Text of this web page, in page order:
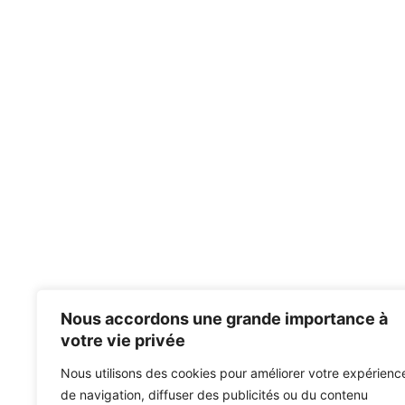
Nous accordons une grande importance à
votre vie privée
Nous utilisons des cookies pour améliorer votre
de navigation, diffuser des publicités ou du contenu